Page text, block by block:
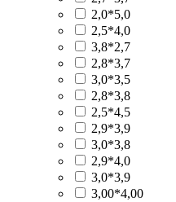
2,0*5,0
2,5*4,0
3,8*2,7
2,8*3,7
3,0*3,5
2,8*3,8
2,5*4,5
2,9*3,9
3,0*3,8
2,9*4,0
3,0*3,9
3,00*4,00